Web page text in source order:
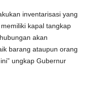
inventarisasi yang
kapal tangkap
akan
barang ataupun orang
ungkap Gubernur